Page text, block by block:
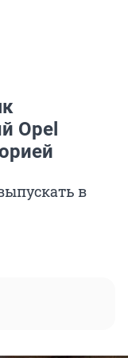
Opel
в